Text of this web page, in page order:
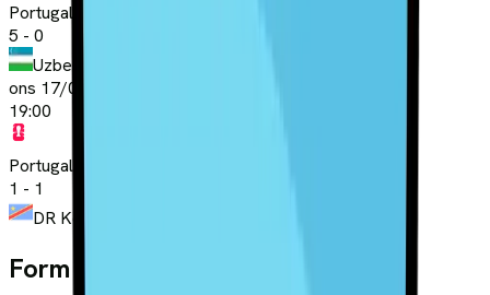
Portugal
5 - 0
Uzbekistan
ons 17/06
19:00
Portugal
1 - 1
DR Kongo
Form